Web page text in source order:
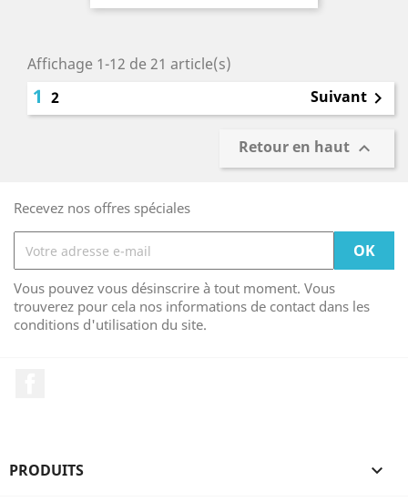
Affichage 1-12 de 21 article(s)
1 2 Suivant 
Retour en haut 
Recevez nos offres spéciales
Vous pouvez vous désinscrire à tout moment. Vous
trouverez pour cela nos informations de contact dans les
conditions d'utilisation du site.
PRODUITS 